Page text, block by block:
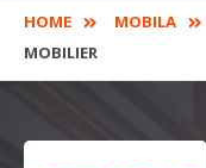
HOME MOBILA
MOBILIER